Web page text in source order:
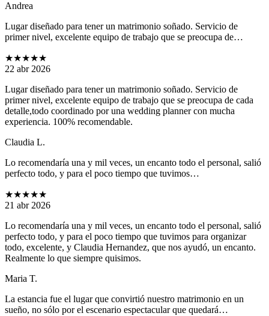
Andrea
Lugar diseñado para tener un matrimonio soñado. Servicio de
primer nivel, excelente equipo de trabajo que se preocupa de…
★★★★★
22 abr 2026
Lugar diseñado para tener un matrimonio soñado. Servicio de
primer nivel, excelente equipo de trabajo que se preocupa de cada
detalle,todo coordinado por una wedding planner con mucha
experiencia. 100% recomendable.
Claudia L.
Lo recomendaría una y mil veces, un encanto todo el personal, salió
perfecto todo, y para el poco tiempo que tuvimos…
★★★★★
21 abr 2026
Lo recomendaría una y mil veces, un encanto todo el personal, salió
perfecto todo, y para el poco tiempo que tuvimos para organizar
todo, excelente, y Claudia Hernandez, que nos ayudó, un encanto.
Realmente lo que siempre quisimos.
Maria T.
La estancia fue el lugar que convirtió nuestro matrimonio en un
sueño, no sólo por el escenario espectacular que quedará…